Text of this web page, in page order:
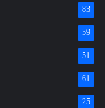
83
59
51
61
25